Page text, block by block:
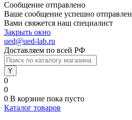
Сообщение отправлено
Ваше сообщение успешно
Вами свяжется наш специалист
Закрыть окно
ued@ued-lab.ru
Доставляем по всей РФ
0
0
0 В корзине пока пусто
Каталог товаров